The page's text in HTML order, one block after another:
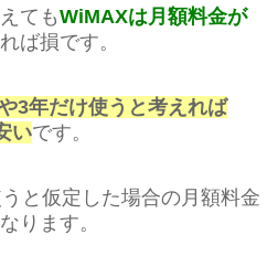
てもWiMAXは月額料金が
ば損です。
3年だけ使うと考えれば
いです。
と仮定した場合の月額料金
ります。